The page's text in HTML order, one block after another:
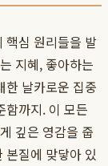
핵심 원리들을 발
지혜, 좋아하는
한 날카로운 집중
함까지. 이 모든
깊은 영감을 줍
본질에 맞닿아 있